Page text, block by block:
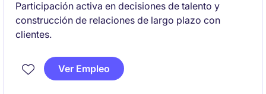
Participación activa en decisiones de talento y
construcción de relaciones de largo plazo con
clientes.
Ver Empleo